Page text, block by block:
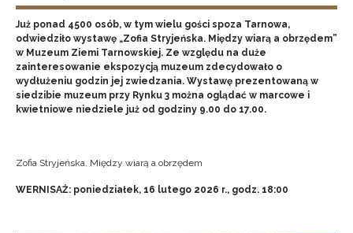
Już ponad 4500 osób, w tym wielu gości spoza Tarnowa,
odwiedziło wystawę „Zofia Stryjeńska. Między wiarą a obrzędem”
w Muzeum Ziemi Tarnowskiej. Ze względu na duże
zainteresowanie ekspozycją muzeum zdecydowało o
wydłużeniu godzin jej zwiedzania. Wystawę prezentowaną w
siedzibie muzeum przy Rynku 3 można oglądać w marcowe i
kwietniowe niedziele już od godziny 9.00 do 17.00.
Zofia Stryjeńska. Między wiarą a obrzędem
WERNISAŻ: poniedziałek, 16 lutego 2026 r., godz. 18:00